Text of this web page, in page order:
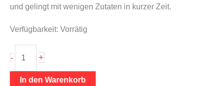
und gelingt mit wenigen Zutaten in kurzer Zeit.
Verfügbarkeit: Vorrätig
-
Matcha
Cookies
Mehl
+
In den Warenkorb